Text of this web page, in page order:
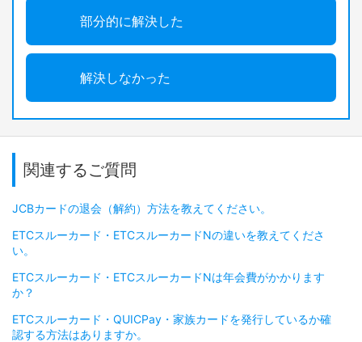
部分的に解決した
解決しなかった
関連するご質問
JCBカードの退会（解約）方法を教えてください。
ETCスルーカード・ETCスルーカードNの違いを教えてくださ
い。
ETCスルーカード・ETCスルーカードNは年会費がかかります
か？
ETCスルーカード・QUICPay・家族カードを発行しているか確
認する方法はありますか。